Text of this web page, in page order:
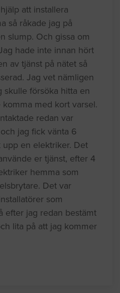
att installera
så råkade jag på
slump. Och gissa om
hade inte innan hört
av tjänst på nätet så
Jag vet nämligen
skulle försöka hitta en
med kort varsel.
redan var
jag fick vänta 6
en elektriker. Det
er tjänst, efter 4
hemma som
Det var
som
efter jag redan bestämt
lita på att jag kommer